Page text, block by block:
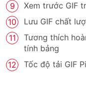
Xem trước GIF
Lưu GIF chất
Tương thích
tính bảng
Tốc độ tải GIF